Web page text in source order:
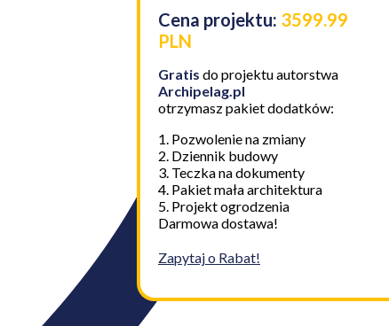
Cena projektu: 3599.99
PLN
Gratis do projektu autorstwa
Archipelag.pl
otrzymasz pakiet dodatków:
1. Pozwolenie na zmiany
2. Dziennik budowy
3. Teczka na dokumenty
4. Pakiet mała architektura
5. Projekt ogrodzenia
Darmowa dostawa!
Zapytaj o Rabat!